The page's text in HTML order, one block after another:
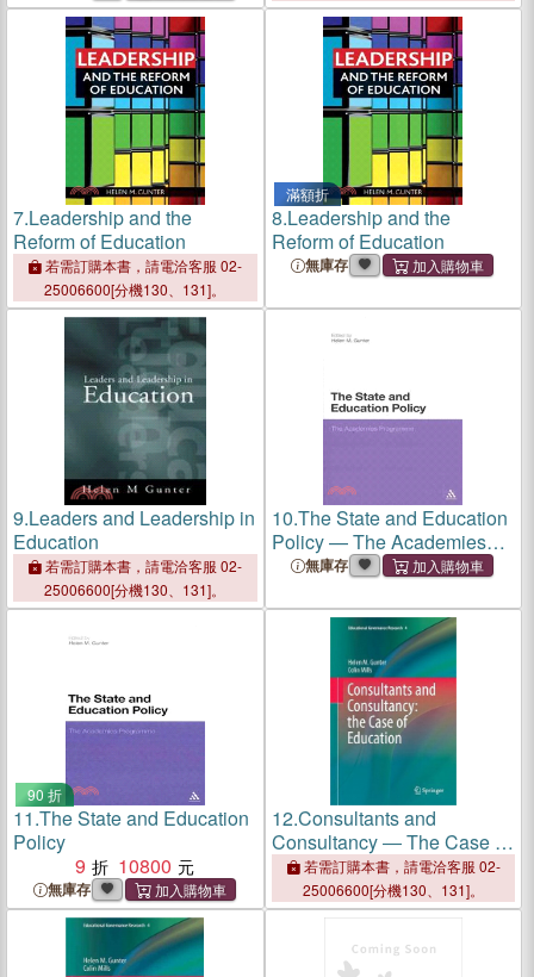
7.Leadership and the
Reform of Education
若需訂購本書，請電洽客服 02-
25006600[分機130、131]。
滿額折
8.Leadership and the
Reform of Education
無庫存
9.Leaders and Leadership in
Education
若需訂購本書，請電洽客服 02-
25006600[分機130、131]。
10.The State and Education
Policy — The Academies
Programme
無庫存
90 折
11.The State and Education
Policy
9
10800
無庫存
12.Consultants and
Consultancy ― The Case of
Education
若需訂購本書，請電洽客服 02-
25006600[分機130、131]。